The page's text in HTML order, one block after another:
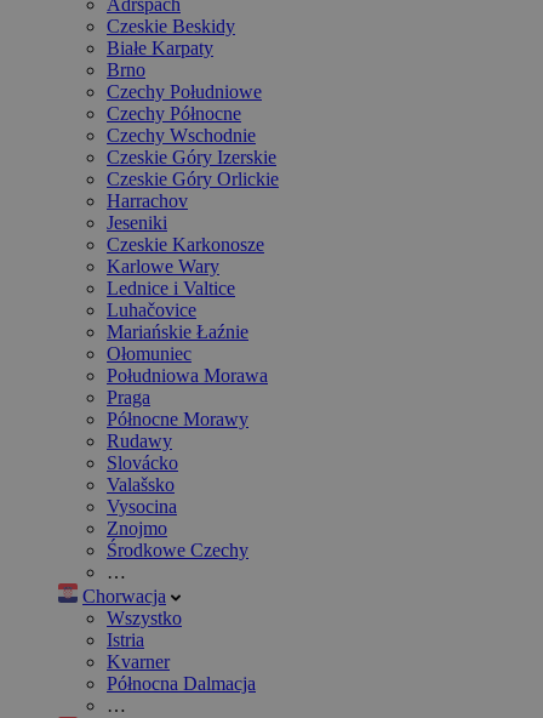
Adršpach
Czeskie Beskidy
Białe Karpaty
Brno
Czechy Południowe
Czechy Północne
Czechy Wschodnie
Czeskie Góry Izerskie
Czeskie Góry Orlickie
Harrachov
Jeseniki
Czeskie Karkonosze
Karlowe Wary
Lednice i Valtice
Luhačovice
Mariańskie Łaźnie
Ołomuniec
Południowa Morawa
Praga
Północne Morawy
Rudawy
Slovácko
Valašsko
Vysocina
Znojmo
Środkowe Czechy
…
Chorwacja
Wszystko
Istria
Kvarner
Północna Dalmacja
…